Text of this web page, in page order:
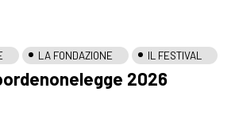
LA FONDAZIONE IL FESTIVAL
2026